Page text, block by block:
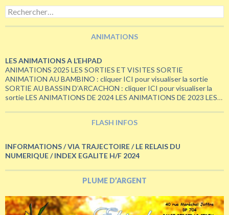
Rechercher :
ANIMATIONS
LES ANIMATIONS A L’EHPAD
ANIMATIONS 2025 LES SORTIES ET VISITES SORTIE
ANIMATION AU BAMBINO : cliquer ICI pour visualiser la sortie
SORTIE AU BASSIN D’ARCACHON : cliquer ICI pour visualiser la
sortie LES ANIMATIONS DE 2024 LES ANIMATIONS DE 2023 LES
– PARIS LES ANIMATIONS DE 2021 LA FETE DE …Continuer la
A
L’EHPAD
FLASH INFOS
INFORMATIONS / VIA TRAJECTOIRE / LE RELAIS DU
NUMERIQUE / INDEX EGALITE H/F 2024
PLUME D’ARGENT